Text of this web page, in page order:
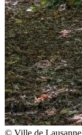
© Ville de Lausanne